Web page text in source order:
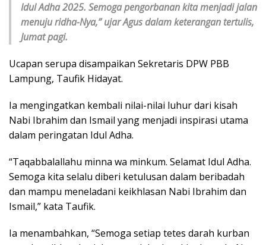
Idul Adha 2025. Semoga pengorbanan kita menjadi jalan
menuju ridha-Nya,” ujar Agus dalam keterangan tertulis,
Jumat pagi.
Ucapan serupa disampaikan Sekretaris DPW PBB
Lampung, Taufik Hidayat.
Ia mengingatkan kembali nilai-nilai luhur dari kisah
Nabi Ibrahim dan Ismail yang menjadi inspirasi utama
dalam peringatan Idul Adha.
“Taqabbalallahu minna wa minkum. Selamat Idul Adha.
Semoga kita selalu diberi ketulusan dalam beribadah
dan mampu meneladani keikhlasan Nabi Ibrahim dan
Ismail,” kata Taufik.
Ia menambahkan, “Semoga setiap tetes darah kurban